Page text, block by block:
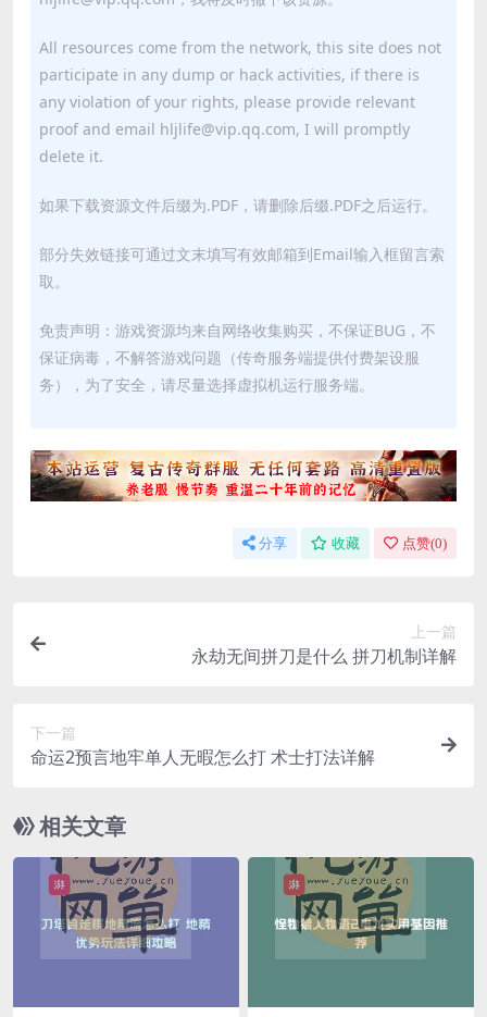
All resources come from the network, this site does not
participate in any dump or hack activities, if there is
any violation of your rights, please provide relevant
proof and email hljlife@vip.qq.com, I will promptly
delete it.
如果下载资源文件后缀为.PDF，请删除后缀.PDF之后运行。
部分失效链接可通过文末填写有效邮箱到Email输入框留言索
取。
免责声明：游戏资源均来自网络收集购买，不保证BUG，不
保证病毒，不解答游戏问题（传奇服务端提供付费架设服
务），为了安全，请尽量选择虚拟机运行服务端。
分享 收藏 点赞(0)
上一篇
永劫无间拼刀是什么 拼刀机制详解
下一篇
命运2预言地牢单人无暇怎么打 术士打法详解
相关文章